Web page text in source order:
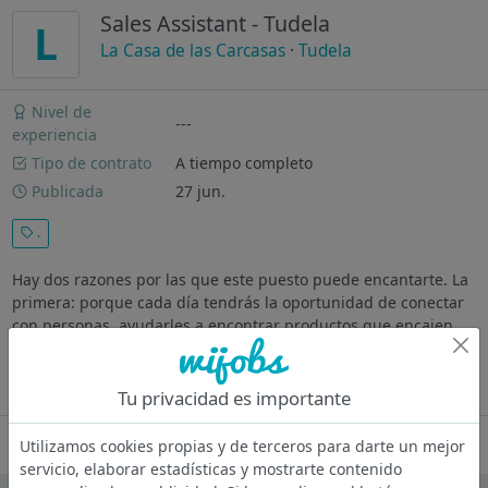
L Sales Assistant - Tudela
La Casa de las Carcasas ·Tudela
Nivel de
experiencia
---
Tipo de contrato
A tiempo completo
Publicada
27 jun.
.
Hay dos razones por las que este puesto puede encantarte. La
primera: porque cada día tendrás la oportunidad de conectar
con personas, ayudarles a encontrar productos que encajen
con su estilo y hacer que se vayan de la tienda con una
Oferta desactivada
Tu privacidad es importante
Utilizamos cookies propias y de terceros para darte un mejor
servicio, elaborar estadísticas y mostrarte contenido